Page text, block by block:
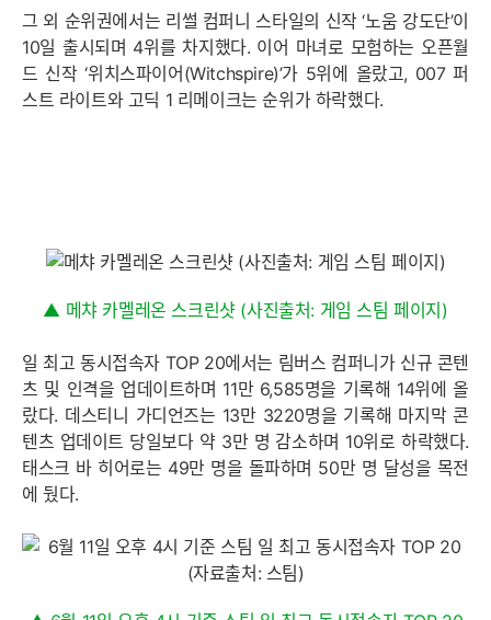
그 외 순위권에서는 리썰 컴퍼니 스타일의 신작 ‘노움 강도단’이
10일 출시되며 4위를 차지했다. 이어 마녀로 모험하는 오픈월
드 신작 ‘위치스파이어(Witchspire)’가 5위에 올랐고, 007 퍼
스트 라이트와 고딕 1 리메이크는 순위가 하락했다.
▲ 메챠 카멜레온 스크린샷 (사진출처: 게임 스팀 페이지)
일 최고 동시접속자 TOP 20에서는 림버스 컴퍼니가 신규 콘텐
츠 및 인격을 업데이트하며 11만 6,585명을 기록해 14위에 올
랐다. 데스티니 가디언즈는 13만 3220명을 기록해 마지막 콘
텐츠 업데이트 당일보다 약 3만 명 감소하며 10위로 하락했다.
태스크 바 히어로는 49만 명을 돌파하며 50만 명 달성을 목전
에 뒀다.